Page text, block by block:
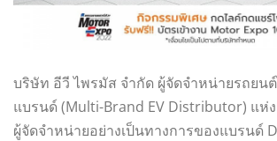
บริษัท อีวี ไพรมัส จำกัด ผู้จัดจำหน่ายรถยน
แบรนด์ (Multi-Brand EV Distributor) แห่
ผู้จัดจำหน่ายอย่างเป็นทางการของแบรนด์